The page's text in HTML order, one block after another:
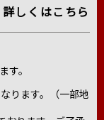
詳しくはこちら
す。
ります。（一部地